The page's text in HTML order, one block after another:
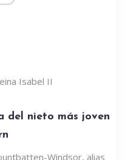
del nieto más joven
Windsor, alias